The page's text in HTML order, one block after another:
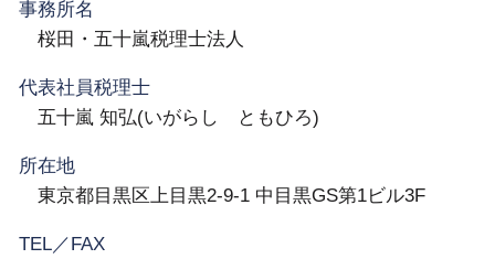
事務所名
桜田・五十嵐税理士法人
代表社員税理士
五十嵐 知弘(いがらし ともひろ)
所在地
東京都目黒区上目黒2-9-1 中目黒GS第1ビル3F
TEL／FAX